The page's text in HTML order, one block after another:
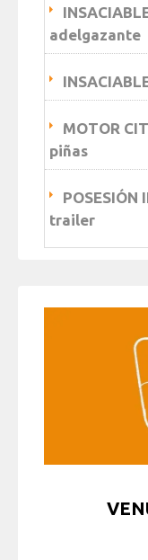
adelgazante
MOTOR
piñas
POSESIÓN
trailer